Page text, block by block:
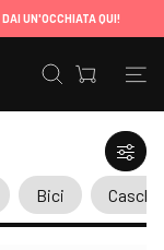
DAI UN'OCCHIATA QUI!
Bici Caschi